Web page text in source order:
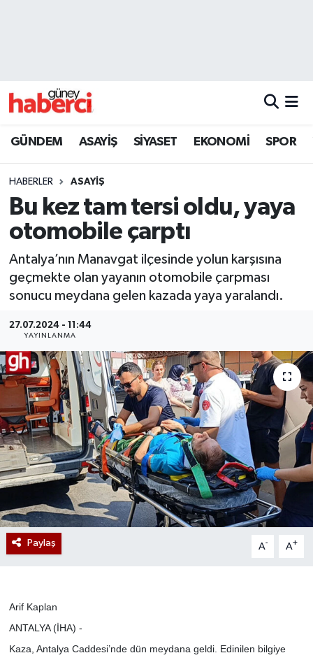
GÜNDEM ASAYİŞ SİYASET EKONOMİ SPOR
HABERLER ASAYİŞ
Bu kez tam tersi oldu, yaya
otomobile çarptı
Antalya’nın Manavgat ilçesinde yolun karşısına
geçmekte olan yayanın otomobile çarpması
sonucu meydana gelen kazada yaya yaralandı.
27.07.2024 - 11:44
YAYINLANMA
Paylaş A- A+
Arif Kaplan
ANTALYA (İHA) -
Kaza, Antalya Caddesi’nde dün meydana geldi. Edinilen bilgiye
Beyoğlu Trafik Yoğunluk Haritası
Son Dakika Haberleri
Haber Arşivi